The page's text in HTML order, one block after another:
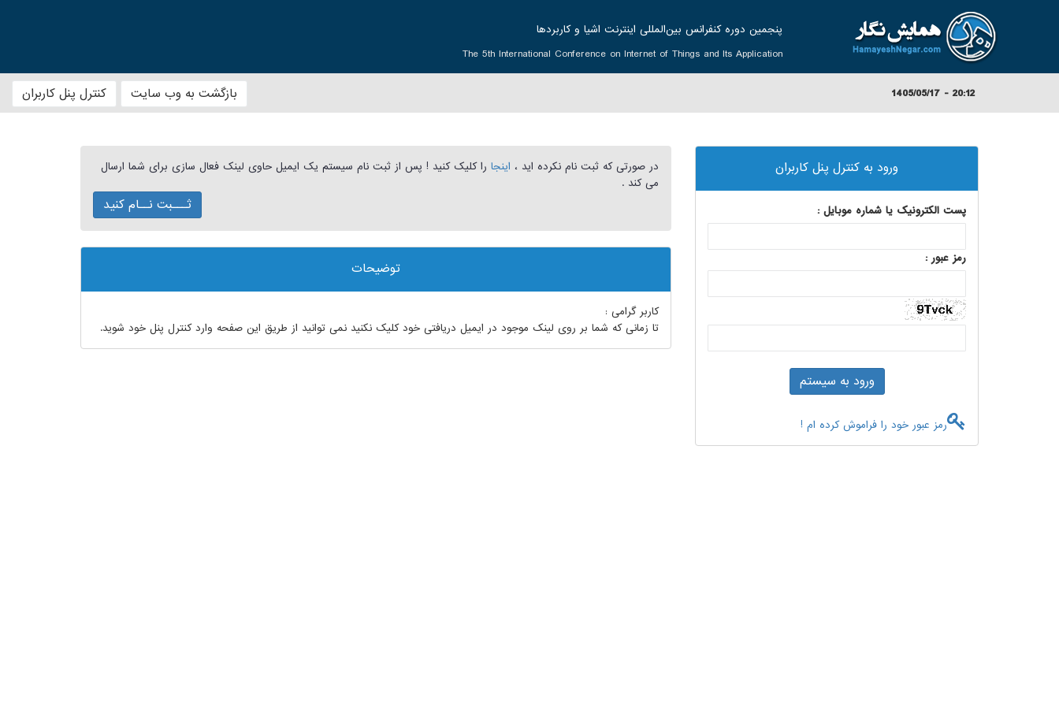
پنجمين دوره كنفرانس بین‌المللی اينترنت اشيا و كاربردها
The 5th International Conference on Internet of Things and Its Application
20:12 - 1405/05/17 بازگشت به وب سایت کنترل پنل کاربران
ورود به کنترل پنل کاربران
پست الکترونیک یا شماره موبایل :
رمز عبور :
رمز عبور خود را فراموش کرده ام !
در صورتی که ثبت نام نکرده اید ، اینجا را کلیک کنید ! پس از ثبت نام سیستم یک ایمیل حاوی لینک فعال سازی برای شما ارسال
می کند .
ثـــبت نــام کنید
توضیحات
کاربر گرامی :
تا زمانی که شما بر روی لینک موجود در ایمیل دریافتی خود کلیک نکنید نمی توانید از طریق این صفحه وارد کنترل پنل خود شوید.